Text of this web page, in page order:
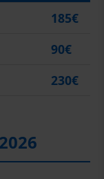
185€
90€
230€